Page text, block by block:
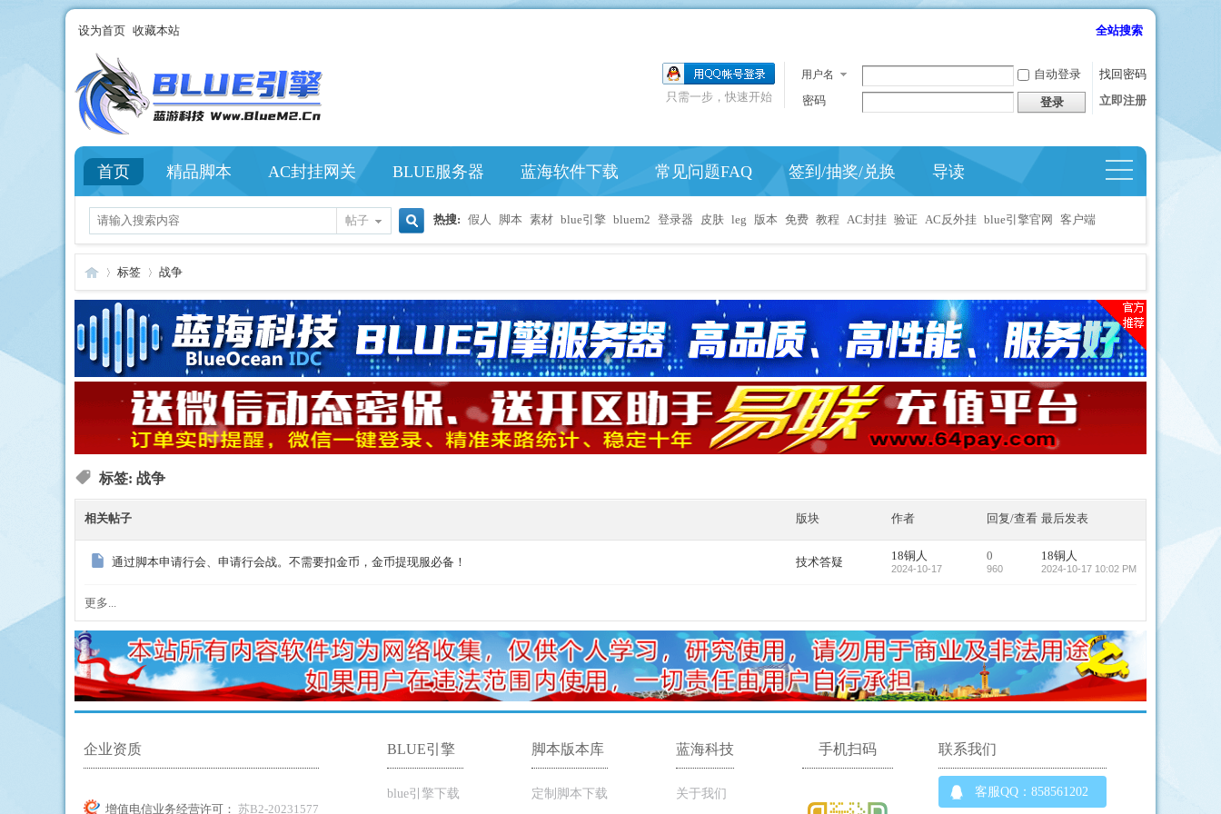
设为首页 收藏本站 全站搜索
用户名 自动登录
找回密码
密码
登录 立即注册
只需一步，快速开始
首页 精品脚本 AC封挂网关 BLUE服务器 蓝海软件下载 常见问题FAQ 签到/抽奖/兑换 导读
帖子
搜
索
热搜: 假人 脚本 素材 blue引擎 bluem2 登录器 皮肤 leg 版本 免费 教程 AC封挂 验证 AC反外挂 blue引擎官网 客户端
Bl
引
›
标签
›
战争
标签: 战争
相关帖子 版块 作者 回复/查看 最后发表
通过脚本申请行会、申请行会战。不需要扣金币，金币提现服必备！ 技术答疑 18铜人
2024-10-17
0
960
18铜人
2024-10-17 10:02 PM
更多...
企业资质
增值电信业务经营许可： 苏B2-20231577
BLUE引擎
blue引擎下载
脚本版本库
定制脚本下载
蓝海科技
关于我们
手机扫码 联系我们
客服QQ：858561202